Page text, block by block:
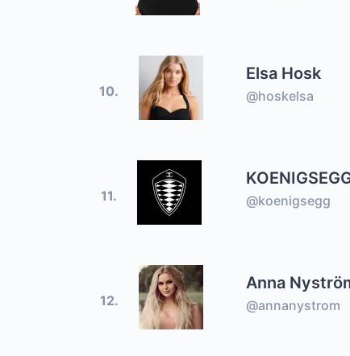
10.
Elsa Hosk
@hoskelsa
11. @koenigsegg
12.
Anna
@annanystrom